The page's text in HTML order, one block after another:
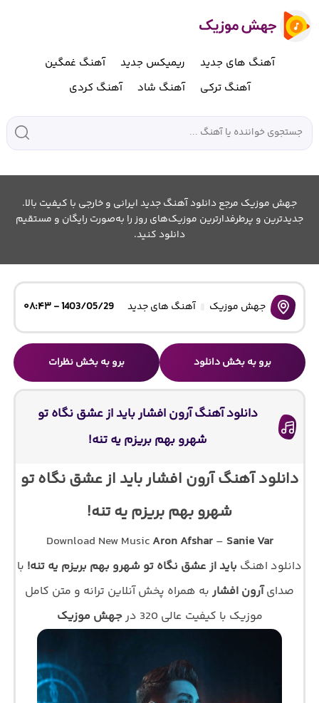
آهنگ های جدید ریمیکس جدید
آهنگ غمگین
آهنگ ترکی
آهنگ شاد آهنگ کردی
جهش موزیک مرجع دانلود آهنگ جدید ایرانی و خارجی با کیفیت بالا.
جدیدترین و پرطرفدارترین موزیک‌های روز را به‌صورت رایگان و مستقیم
دانلود کنید.
جهش موزیک آهنگ های جدید 1403/05/29 - ۰۸:۴۳
برو به بخش دانلود برو به بخش نظرات
دانلود آهنگ آرون افشار باید از عشق نگاه تو
شهرو بهم بریزم یه تنه!
دانلود آهنگ آرون افشار باید از عشق نگاه تو
شهرو بهم بریزم یه تنه!
Download New Music Aron Afshar – Sanie Var
دانلود اهنگ باید از عشق نگاه تو شهرو بهم بریزم یه تنه! با
صدایآرون افشار به همراه پخش آنلاین ترانه و متن کامل
موزیک با کیفیت عالی 320 در
جهش موزیک